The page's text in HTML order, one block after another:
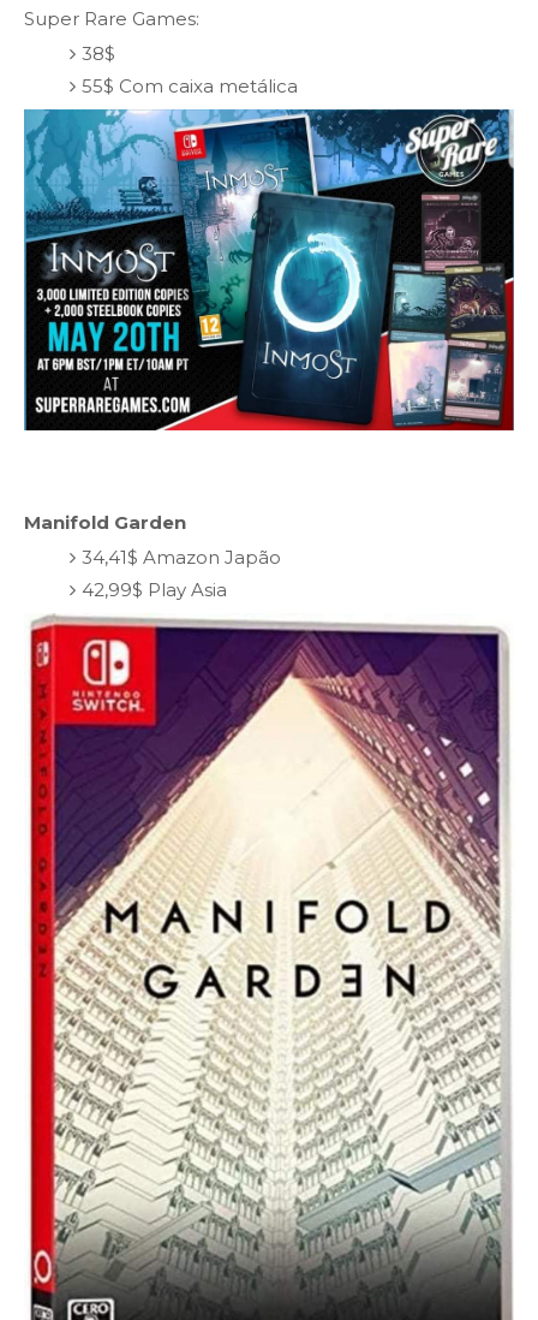
Super Rare Games:
38$
55$ Com caixa metálica
Manifold Garden
34,41$ Amazon Japão
42,99$ Play Asia